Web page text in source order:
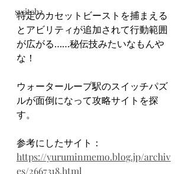
switch2
特定のカセットビーストを捕まえる
とアビリティが追加されて行動範囲
が広がる……秘伝技みたいなもんや
な！
ウォーターループ駅のスイッチパズ
ルが面倒になって攻略サイトを探
す。
参考にしたサイト：
https://yuruminmemo.blog.jp/archiv
es/2667318.html